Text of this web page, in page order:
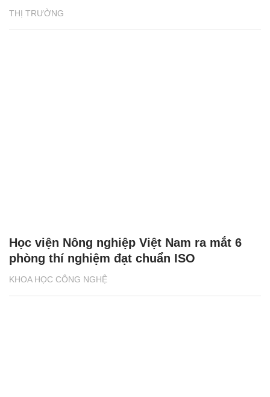
THỊ TRƯỜNG
KHOA HỌC CÔNG NGHỆ
Học viện Nông nghiệp Việt Nam ra mắt 6
phòng thí nghiệm đạt chuẩn ISO